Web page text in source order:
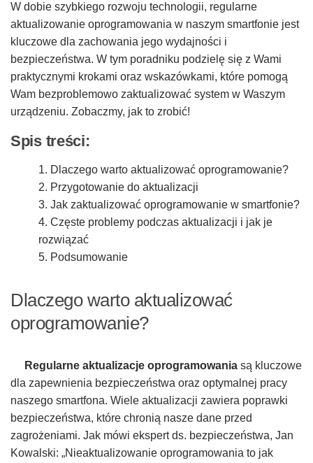
W dobie szybkiego rozwoju technologii, regularne
aktualizowanie oprogramowania w naszym smartfonie jest
kluczowe dla zachowania jego wydajności i
bezpieczeństwa. W tym poradniku podzielę się z Wami
praktycznymi krokami oraz wskazówkami, które pomogą
Wam bezproblemowo zaktualizować system w Waszym
urządzeniu. Zobaczmy, jak to zrobić!
Spis treści:
1. Dlaczego warto aktualizować oprogramowanie?
2. Przygotowanie do aktualizacji
3. Jak zaktualizować oprogramowanie w smartfonie?
4. Częste problemy podczas aktualizacji i jak je
rozwiązać
5. Podsumowanie
Dlaczego warto aktualizować
oprogramowanie?
Regularne aktualizacje oprogramowania są kluczowe
dla zapewnienia bezpieczeństwa oraz optymalnej pracy
naszego smartfona. Wiele aktualizacji zawiera poprawki
bezpieczeństwa, które chronią nasze dane przed
zagrożeniami. Jak mówi ekspert ds. bezpieczeństwa, Jan
Kowalski: „Nieaktualizowanie oprogramowania to jak